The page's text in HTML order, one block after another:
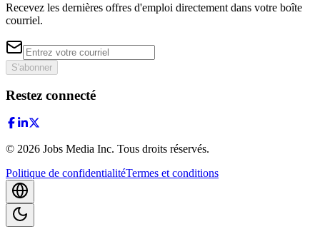
Recevez les dernières offres d'emploi directement dans votre boîte
courriel.
S'abonner
Restez connecté
© 2026 Jobs Media Inc. Tous droits réservés.
Politique de confidentialitéTermes et conditions